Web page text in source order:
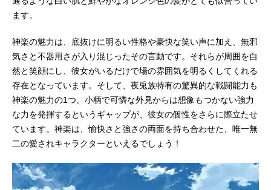
ます。
神楽の魅力は、底抜けに明るい性格や豪快な笑い声に加え、無邪
気さと不器用さが入り混じったその言動です。それらが周囲を自
然と笑顔にし、彼女がいるだけで場の雰囲気を明るくしてくれる
存在となっています。そして、夜兎族特有の驚異的な戦闘能力も
神楽の魅力の1つ。小柄で可憐な外見からは想像もつかない強力
な力を発揮するというギャップが、彼女の個性をさらに際立たせ
ています。神楽は、愉快さと強さの両面を持ち合わせた、唯一無
二の愛されキャラクターといえるでしょう！